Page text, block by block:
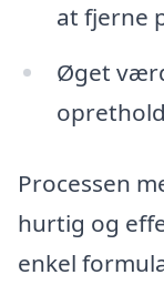
at fjerne
Øget
Processen
hurtig og
enkel